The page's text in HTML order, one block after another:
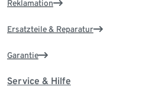
Reklamation
Ersatzteile & Reparatur
Garantie
Service & Hilfe